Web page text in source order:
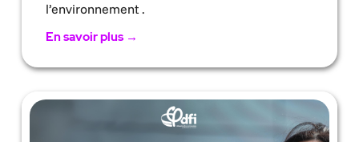
l’environnement .
En savoir plus →